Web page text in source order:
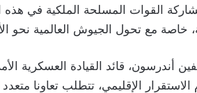
القوات المسلحة الملكية في هذه
خاصة مع تحول الجيوش العالمية نحو
أندرسون، قائد القيادة العسكرية
الإقليمي، تتطلب تعاونا